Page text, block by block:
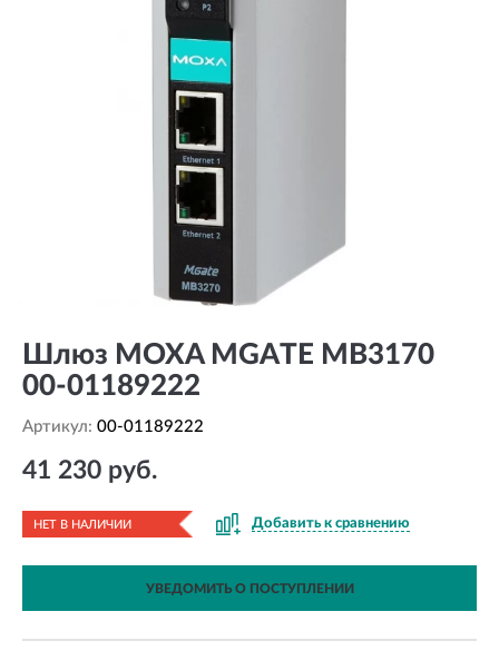
Шлюз MOXA MGATE MB3170
00-01189222
Артикул: 00-01189222
41 230 руб.
НЕТ В НАЛИЧИИ Добавить к сравнению
УВЕДОМИТЬ О ПОСТУПЛЕНИИ